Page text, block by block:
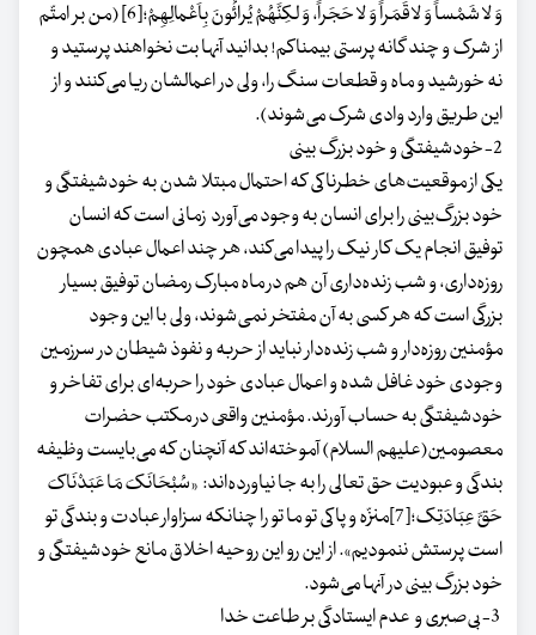
وَ لا شَمْساً وَ لا قَمَراً وَ لا حَجَراً، وَ لکِنَّهُمْ یُرائُونَ بِاَعْمالِهِمْ؛[6] (من بر امتّم
از شرک و چند گانه پرستى بیمناکم! بدانید آنها بت نخواهند پرستید و
نه خورشید و ماه و قطعات سنگ را، ولى در اعمالشان ریا مى‌کنند و از
این طریق وارد وادى شرک مى‌شوند).
2-خودشیفتگی و خود بزرگ بینی
یکی از موقعیت‌های خطرناکی که احتمال مبتلا شدن به خودشیفتگی و
خود بزرگ‌بینی را برای انسان به وجود می‌آورد زمانی است که انسان
توفیق انجام یک کار نیک را پیدا می‌کند، هر چند اعمال عبادی همچون
روزه‌داری، و شب زنده‌داری آن هم در ماه مبارک رمضان توفیق بسیار
بزرگی است که هر کسی به آن مفتخر نمی‌شوند، ولی با این وجود
مؤمنین روزه‌دار و شب زنده‌دار نباید از حربه و نفوذ شیطان در سرزمین
وجودی خود غافل شده و اعمال عبادی خود را حربه‌ای برای تفاخر و
خودشیفتگی به حساب آورند. مؤمنین واقعی در مکتب حضرات
معصومین(علیهم السلام) آموخته‌اند که آنچنان که می‌بایست وظیفه
بندگی و عبودیت حق تعالی را به جا نیاورده‌اند: «سُبْحَانَکَ مَا عَبَدْنَاکَ
حَقَّ عِبَادَتِک‏؛[7]منزّه و پاکى تو ما تو را چنانکه سزاوار عبادت و بندگى تو
است پرستش ننمودیم‏». از این رو این روحیه اخلاق مانع خودشیفتگی و
خود بزرگ بینی در آنها می‌شود.